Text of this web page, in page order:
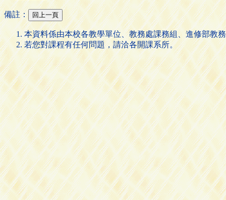
備註：
本資料係由本校各教學單位、教務處課務組、進修部教
若您對課程有任何問題，請洽各開課系所。